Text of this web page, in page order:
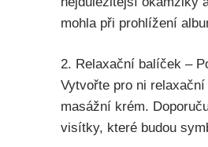
mohla při prohlížení
2. Relaxační balíček –
Vytvořte pro ni
masážní krém.
visítky, které budou